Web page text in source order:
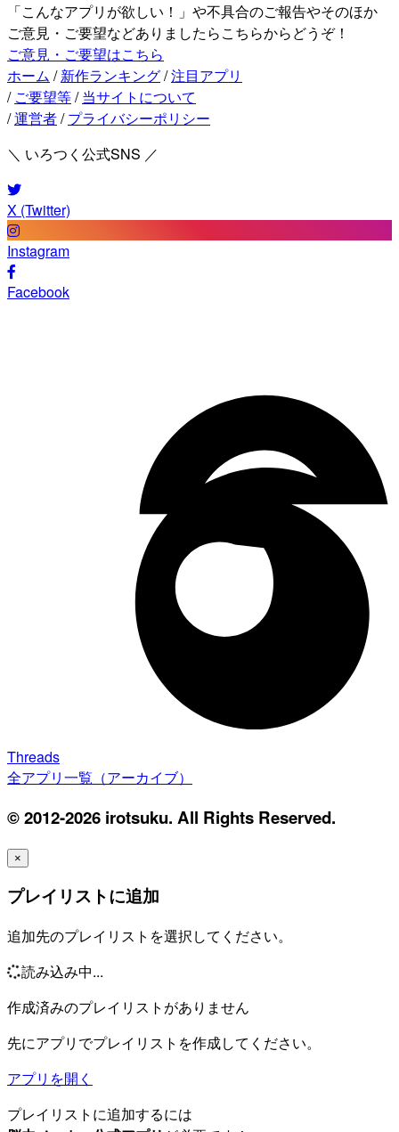
「こんなアプリが欲しい！」や不具合のご報告やそのほか
ご意見・ご要望などありましたらこちらからどうぞ！
ご意見・ご要望はこちら
ホーム / 新作ランキング/注目アプリ
/ ご要望等/ 当サイトについて
/運営者/ プライバシーポリシー
＼ いろつく公式SNS ／
X (Twitter)
Instagram
Facebook
Threads
全アプリ一覧（アーカイブ）
© 2012-2026 irotsuku. All Rights Reserved.
×
プレイリストに追加
追加先のプレイリストを選択してください。
読み込み中...
作成済みのプレイリストがありません
先にアプリでプレイリストを作成してください。
アプリを開く
プレイリストに追加するには